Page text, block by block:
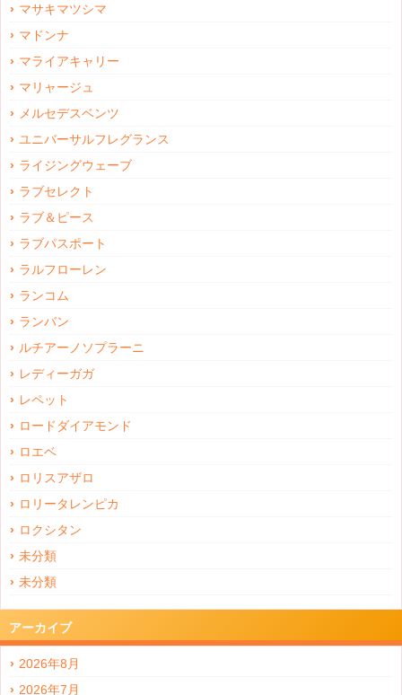
マサキマツシマ
マドンナ
マライアキャリー
マリャージュ
メルセデスベンツ
ユニバーサルフレグランス
ライジングウェーブ
ラブセレクト
ラブ＆ピース
ラブパスポート
ラルフローレン
ランコム
ランバン
ルチアーノソプラーニ
レディーガガ
レペット
ロードダイアモンド
ロエベ
ロリスアザロ
ロリータレンピカ
ロクシタン
未分類
未分類
アーカイブ
2026年8月
2026年7月